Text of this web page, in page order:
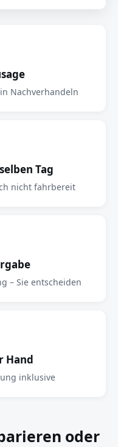
Nachverhandeln
Tag
nicht fahrbereit
– Sie entscheiden
Hand
inklusive
oder